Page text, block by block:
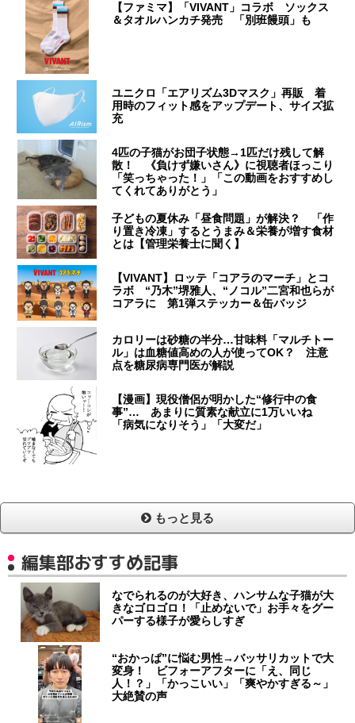
【ファミマ】「VIVANT」コラボ ソックス
＆タオルハンカチ発売 「別班饅頭」も
ユニクロ「エアリズム3Dマスク」再販 着
用時のフィット感をアップデート、サイズ拡
充
4匹の子猫がお団子状態→1匹だけ残して解
散！ 《負けず嫌いさん》に視聴者ほっこり
「笑っちゃった！」「この動画をおすすめし
てくれてありがとう」
子どもの夏休み「昼食問題」が解決？ 「作
り置き冷凍」するとうまみ＆栄養が増す食材
とは【管理栄養士に聞く】
【VIVANT】ロッテ「コアラのマーチ」とコ
ラボ “乃木”堺雅人、“ノコル”二宮和也らが
コアラに 第1弾ステッカー＆缶バッジ
カロリーは砂糖の半分…甘味料「マルチトー
ル」は血糖値高めの人が使ってOK？ 注意
点を糖尿病専門医が解説
【漫画】現役僧侶が明かした“修行中の食
事”… あまりに質素な献立に1万いいね
「病気になりそう」「大変だ」
もっと見る
編集部おすすめ記事
なでられるのが大好き、ハンサムな子猫が大
きなゴロゴロ！「止めないで」お手々をグー
パーする様子が愛らしすぎ
“おかっぱ”に悩む男性→バッサリカットで大
変身！ ビフォーアフターに「え、同じ
人！？」「かっこいい」「爽やかすぎる～」
大絶賛の声